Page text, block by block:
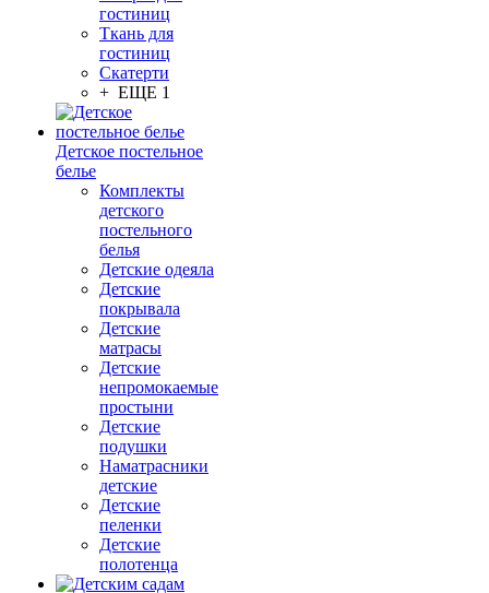
гостиниц
Ткань для
гостиниц
Скатерти
+ ЕЩЕ 1
Детское постельное
белье
Комплекты
детского
постельного
белья
Детские одеяла
Детские
покрывала
Детские
матрасы
Детские
непромокаемые
простыни
Детские
подушки
Наматрасники
детские
Детские
пеленки
Детские
полотенца